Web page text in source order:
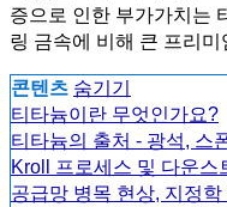
증으로 인한 부가가치는
링 금속에 비해 큰 프리
콘텐츠 숨기기
티타늄이란 무엇인가요?
티타늄의 출처 - 광석, 스
Kroll 프로세스 및 다운스
공급망 병목 현상, 지정